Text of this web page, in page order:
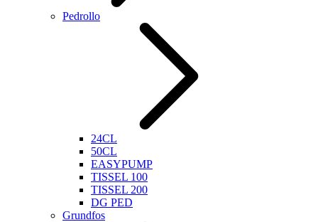
Pedrollo
24CL
50CL
EASYPUMP
TISSEL 100
TISSEL 200
DG PED
Grundfos